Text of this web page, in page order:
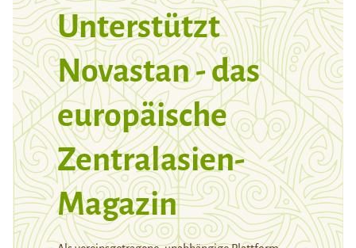
Unterstützt
Novastan - das
europäische
Zentralasien-
Magazin